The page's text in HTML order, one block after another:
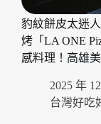
大
立
旗
艦
值
得
豹紋餅皮太迷
烤「LA ONE
感料理！高雄
2025 年
台灣好吃